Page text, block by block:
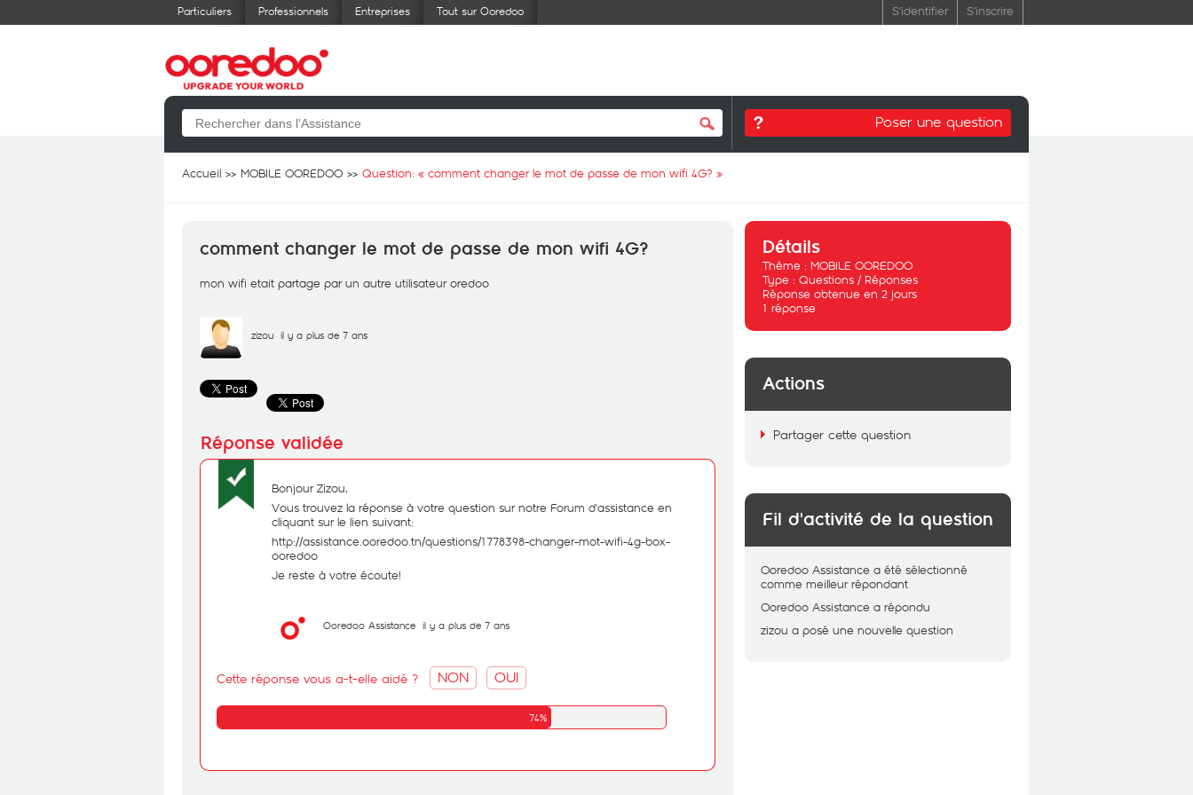
Particuliers Professionnels Entreprises Tout sur Ooredoo S'identifier S'inscrire
Poser une question
Accueil MOBILE OOREDOO Question: « comment changer le mot de passe de mon wifi 4G? »
comment changer le mot de passe de mon wifi 4G?
mon wifi etait partage par un autre utilisateur oredoo
zizou il y a plus de 7 ans
Bonjour Zizou,
Vous trouvez la réponse à votre question sur notre Forum d'assistance en
cliquant sur le lien suivant:
http://assistance.ooredoo.tn/questions/1778398-changer-mot-wifi-4g-box-
ooredoo
Je reste à votre écoute!
Ooredoo Assistance il y a plus de 7 ans
Cette réponse vous a-t-elle aidé ? NON OUI
74%
Détails
Thème : MOBILE OOREDOO
Type : Questions / Réponses
Réponse obtenue en 2 jours
1 réponse
Actions
Partager cette question
Fil d'activité de la question
Ooredoo Assistance a été sélectionné
comme meilleur répondant
Ooredoo Assistance a répondu
zizou a posé une nouvelle question